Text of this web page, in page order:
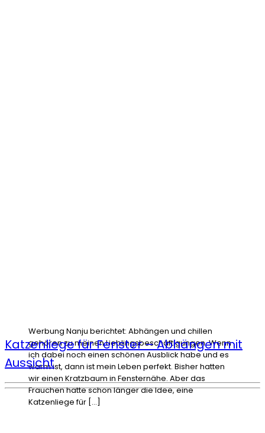
Werbung Nanju berichtet: Abhängen und chillen
gehören zu meinen Lieblingsbeschäftigungen. Wenn
ich dabei noch einen schönen Ausblick habe und es
warm ist, dann ist mein Leben perfekt. Bisher hatten
wir einen Kratzbaum in Fensternähe. Aber das
Frauchen hatte schon länger die Idee, eine
Katzenliege für […]
Katzenliege für Fenster – Abhängen mit
Aussicht